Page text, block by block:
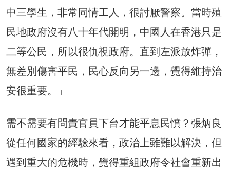
中三學生，非常同情工人，很討厭警察。當時殖
民地政府沒有八十年代開明，中國人在香港只是
二等公民，所以很仇視政府。直到左派放炸彈，
無差別傷害平民，民心反向另一邊，覺得維持治
安很重要。」
需不需要有問責官員下台才能平息民憤？張炳良
從任何國家的經驗來看，政治上雖難以解決，但
遇到重大的危機時，覺得重組政府令社會重新出